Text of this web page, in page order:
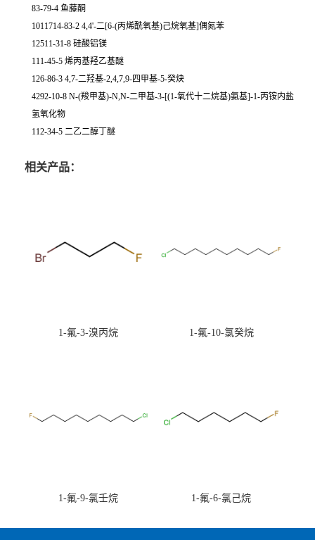
83-79-4 鱼藤酮
1011714-83-2 4,4'-二[6-(丙烯酰氧基)己烷氧基]偶氮苯
12511-31-8 硅酸铝镁
111-45-5 烯丙基羟乙基醚
126-86-3 4,7-二羟基-2,4,7,9-四甲基-5-癸炔
4292-10-8 N-(羧甲基)-N,N-二甲基-3-[(1-氧代十二烷基)氨基]-1-丙铵内盐
氢氧化物
112-34-5 二乙二醇丁醚
相关产品：
1-氟-3-溴丙烷 1-氟-10-氯癸烷
1-氟-9-氯壬烷 1-氟-6-氯己烷